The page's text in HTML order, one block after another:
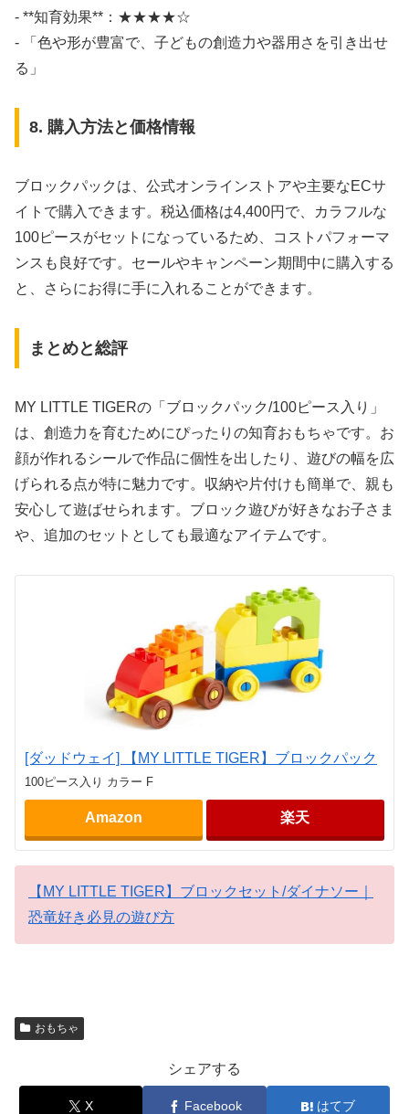
- **知育効果**：★★★★☆
- 「色や形が豊富で、子どもの創造力や器用さを引き出せ
る」
8. 購入方法と価格情報
ブロックパックは、公式オンラインストアや主要なECサ
イトで購入できます。税込価格は4,400円で、カラフルな
100ピースがセットになっているため、コストパフォーマ
ンスも良好です。セールやキャンペーン期間中に購入する
と、さらにお得に手に入れることができます。
まとめと総評
MY LITTLE TIGERの「ブロックパック/100ピース入り」
は、創造力を育むためにぴったりの知育おもちゃです。お
顔が作れるシールで作品に個性を出したり、遊びの幅を広
げられる点が特に魅力です。収納や片付けも簡単で、親も
安心して遊ばせられます。ブロック遊びが好きなお子さま
や、追加のセットとしても最適なアイテムです。
[ダッドウェイ] 【MY LITTLE TIGER】ブロックパック
100ピース入り カラー F
Amazon 楽天
【MY LITTLE TIGER】ブロックセット/ダイナソー｜
恐竜好き必見の遊び方
おもちゃ
シェアする
X Facebook はてブ